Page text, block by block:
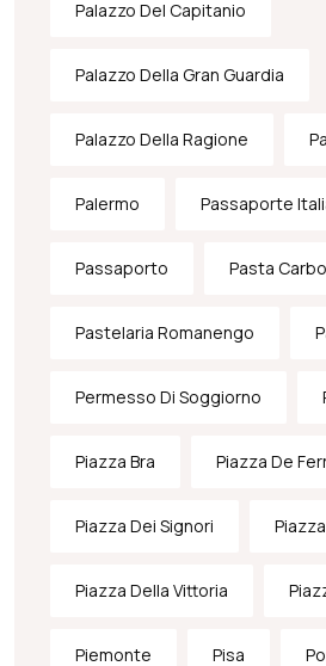
Palazzo Del Capitanio
Palazzo Della Gran Guardia
Palazzo Della Ragione
Palermo Passaporte
Passaporto Pasta
Pastelaria Romanengo
Permesso Di Soggiorno
Piazza Bra Piazza De
Piazza Dei Signori
Piazza Della Vittoria
Piemonte Pisa